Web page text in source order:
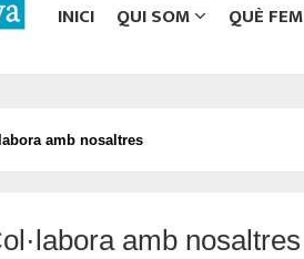
INICI QUI SOM QUÈ FEM
amb nosaltres
amb nosaltres